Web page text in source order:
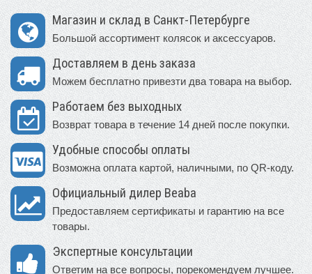
Магазин и склад в Санкт-Петербурге
Большой ассортимент колясок и аксессуаров.
Доставляем в день заказа
Можем бесплатно привезти два товара на выбор.
Работаем без выходных
Возврат товара в течение 14 дней после покупки.
Удобные способы оплаты
Возможна оплата картой, наличными, по QR-коду.
Официальный дилер Beaba
Предоставляем сертификаты и гарантию на все
товары.
Экспертные консультации
Ответим на все вопросы, порекомендуем лучшее.